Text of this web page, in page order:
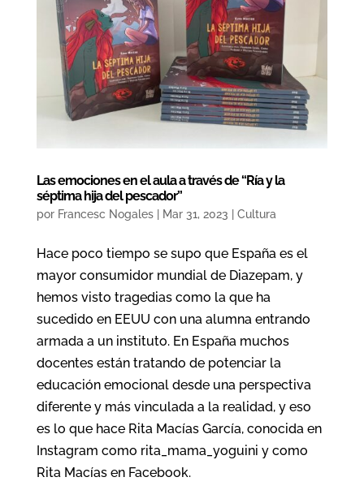
Las emociones en el aula a través de “Ría y la
séptima hija del pescador”
por Francesc Nogales| Mar 31, 2023 Cultura
Hace poco tiempo se supo que España es el
mayor consumidor mundial de Diazepam, y
hemos visto tragedias como la que ha
sucedido en EEUU con una alumna entrando
armada a un instituto. En España muchos
docentes están tratando de potenciar la
educación emocional desde una perspectiva
diferente y más vinculada a la realidad, y eso
es lo que hace Rita Macías García, conocida en
Instagram como rita_mama_yoguini y como
Rita Macías en Facebook.